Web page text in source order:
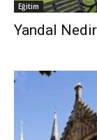
Eğitim
Yandal